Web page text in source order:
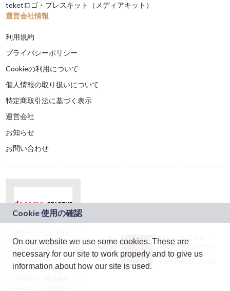
teketロゴ・プレスキット（メディアキット）
運営会社情報
利用規約
プライバシーポリシー
Cookieの利用について
個人情報の取り扱いについて
特定商取引法に基づく表示
運営会社
お知らせ
お問い合わせ
ドコモグループの新
規事業創出プログラ
ム「docomo
STARTUP」を通じて
JASRAC許諾番号：
9024936001Y45037
JASRAC許諾番号：
On our website we use some cookies. These are
necessary for our site to work properly and to give us
information about how our site is used.